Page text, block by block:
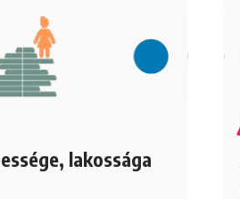
lakossága